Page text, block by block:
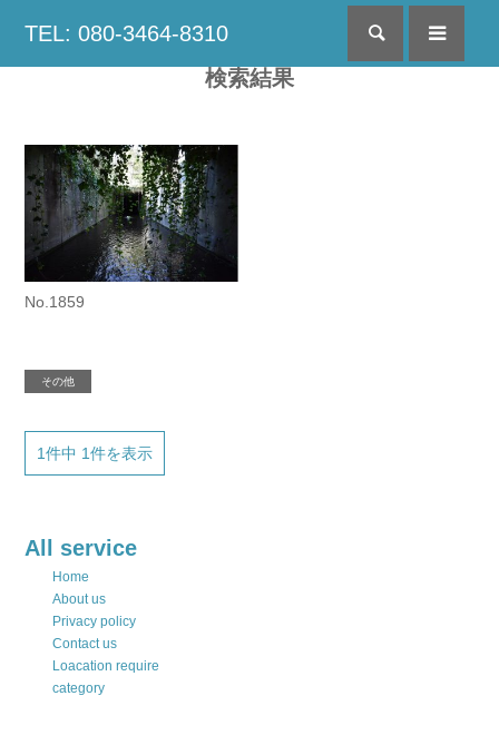
TEL: 080-3464-8310 検索
検索結果
No.1859
その他
1件中 1件を表示
All service
Home
About us
Privacy policy
Contact us
Loacation require
category